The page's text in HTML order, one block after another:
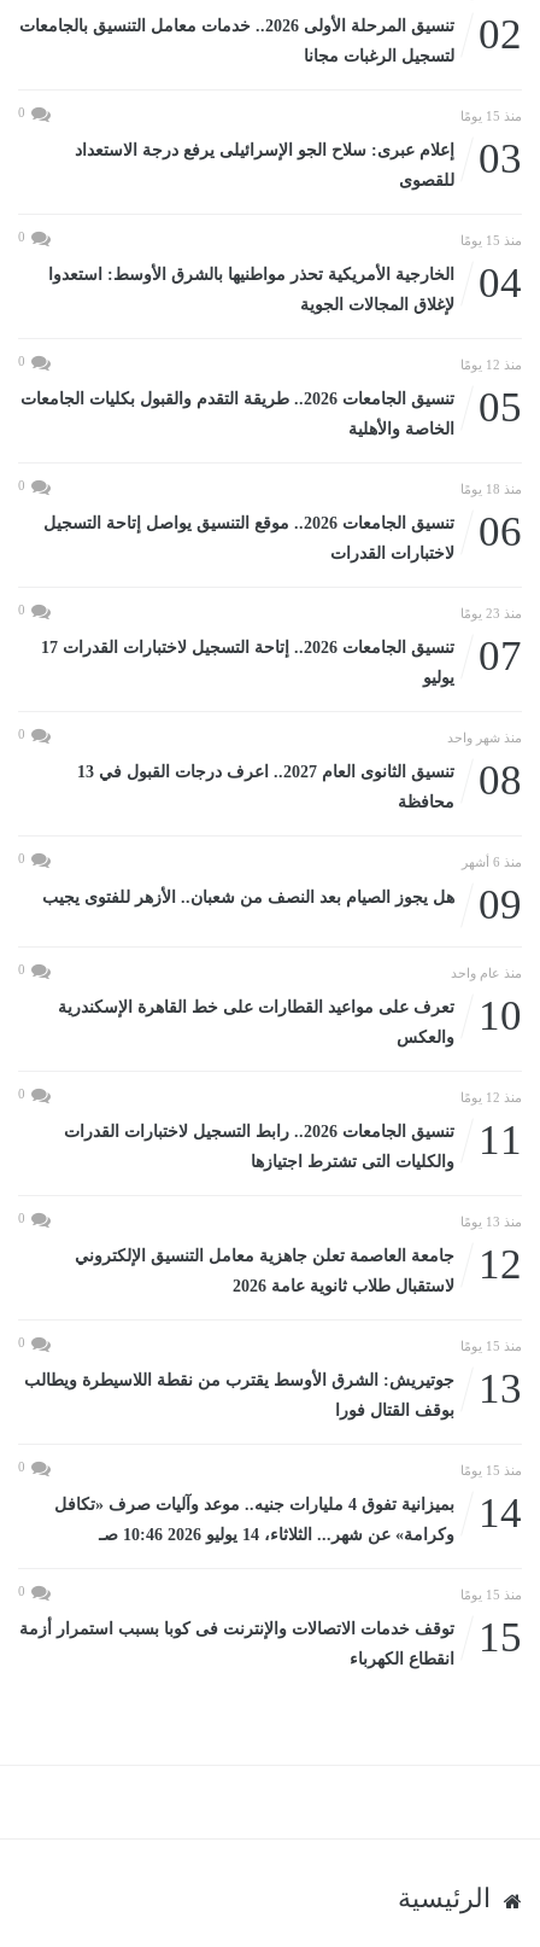
02
تنسيق المرحلة الأولى 2026.. خدمات معامل التنسيق بالجامعات
لتسجيل الرغبات مجانا
منذ 15 يومًا 0
03
إعلام عبرى: سلاح الجو الإسرائيلى يرفع درجة الاستعداد
للقصوى
منذ 15 يومًا 0
04
الخارجية الأمريكية تحذر مواطنيها بالشرق الأوسط: استعدوا
لإغلاق المجالات الجوية
منذ 12 يومًا 0
05
تنسيق الجامعات 2026.. طريقة التقدم والقبول بكليات الجامعات
الخاصة والأهلية
منذ 18 يومًا 0
06
تنسيق الجامعات 2026.. موقع التنسيق يواصل إتاحة التسجيل
لاختبارات القدرات
منذ 23 يومًا 0
07
تنسيق الجامعات 2026.. إتاحة التسجيل لاختبارات القدرات 17
يوليو
منذ شهر واحد 0
08
تنسيق الثانوى العام 2027.. اعرف درجات القبول في 13
محافظة
منذ 6 أشهر 0
09 هل يجوز الصيام بعد النصف من شعبان.. الأزهر للفتوى يجيب
منذ عام واحد 0
10
تعرف على مواعيد القطارات على خط القاهرة الإسكندرية
والعكس
منذ 12 يومًا 0
11
تنسيق الجامعات 2026.. رابط التسجيل لاختبارات القدرات
والكليات التى تشترط اجتيازها
منذ 13 يومًا 0
12
جامعة العاصمة تعلن جاهزية معامل التنسيق الإلكتروني
لاستقبال طلاب ثانوية عامة 2026
منذ 15 يومًا 0
13
جوتيريش: الشرق الأوسط يقترب من نقطة اللاسيطرة ويطالب
بوقف القتال فورا
منذ 15 يومًا 0
14
بميزانية تفوق 4 مليارات جنيه.. موعد وآليات صرف «تكافل
وكرامة» عن شهر... الثلاثاء، 14 يوليو 2026 10:46 صـ
منذ 15 يومًا 0
15
توقف خدمات الاتصالات والإنترنت فى كوبا بسبب استمرار أزمة
انقطاع الكهرباء
الرئيسية